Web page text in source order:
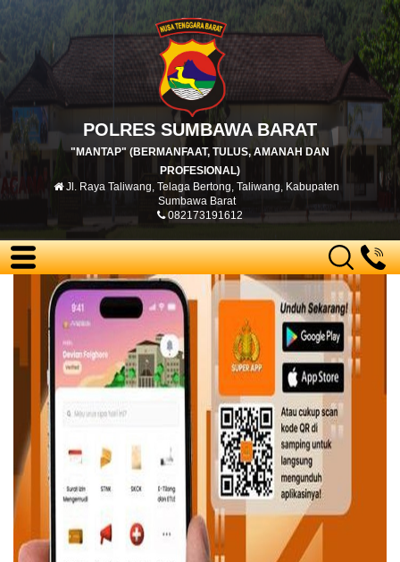
POLRES SUMBAWA BARAT
"MANTAP" (BERMANFAAT, TULUS, AMANAH DAN
PROFESIONAL)
Jl. Raya Taliwang, Telaga Bertong, Taliwang, Kabupaten
Sumbawa Barat
082173191612